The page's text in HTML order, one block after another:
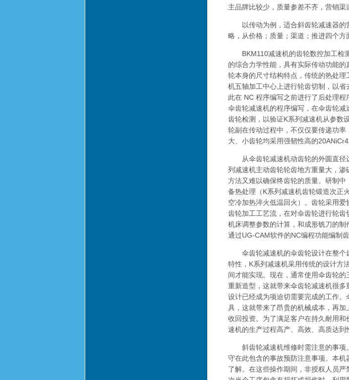
主品牌比较少，质量参差不齐，营销渠
以传动为例，适合斜齿轮减速器的
略，从价格；质量；渠道；推进四个方
BKM110减速机的齿轮数控加工检
的综合力学性能，具有实际传动功能
轮本身的尺寸结构特点，传统的热处
机五轴加工中心上进行轮齿切制，以
此在 NC 程序编写之前进行了后处理
伞齿轮减速机的程序编写，在伞齿轮
齿轮检测，以验证K系列减速机从参数
轮副在传动过程中，不仅仅要传递功
大、小齿轮均采用强韧性高的
从伞齿轮减速机动齿轮的外圆直径
列减速机主动齿轮轮齿地方重量大，
方法又难以确保终齿轮的质量。研制
备热处理（K系列减速机齿轮锻造次正
空冷加热淬火低温回火）。齿轮采用
齿轮加工工艺流，在对伞齿轮进行轮
机床调整参数的计算，和成形铣刀的
通过UG-CAM软件的NC编程功能编制
伞齿轮减速机的伞齿轮设计在整个
特性，K系列减速机采用传统的设计方
间才能实现。现在，通常使用伞齿轮
重新造型，这就带来伞齿轮减速机很
设计已经成为项迫切需要完成的工作
具，这就带来了昂贵的机械成本，再
收回投资。为了满足客户在持久耐用
速机的生产过程高产、高效、高质达
斜齿轮减速机维修时需注意的事项
守在此包含的事故预防注意事项。本
了解。在这些操作期间，非授权人员